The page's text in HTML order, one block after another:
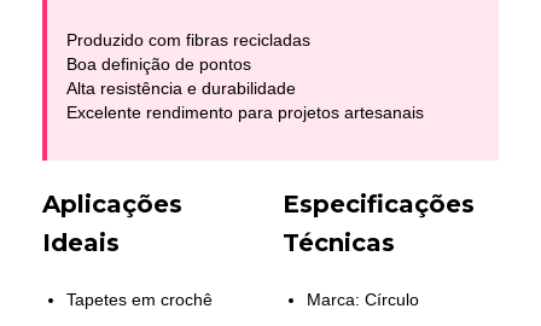
Produzido com fibras recicladas
Boa definição de pontos
Alta resistência e durabilidade
Excelente rendimento para projetos artesanais
Aplicações
Ideais
Tapetes em crochê
Especificações
Técnicas
Marca: Círculo